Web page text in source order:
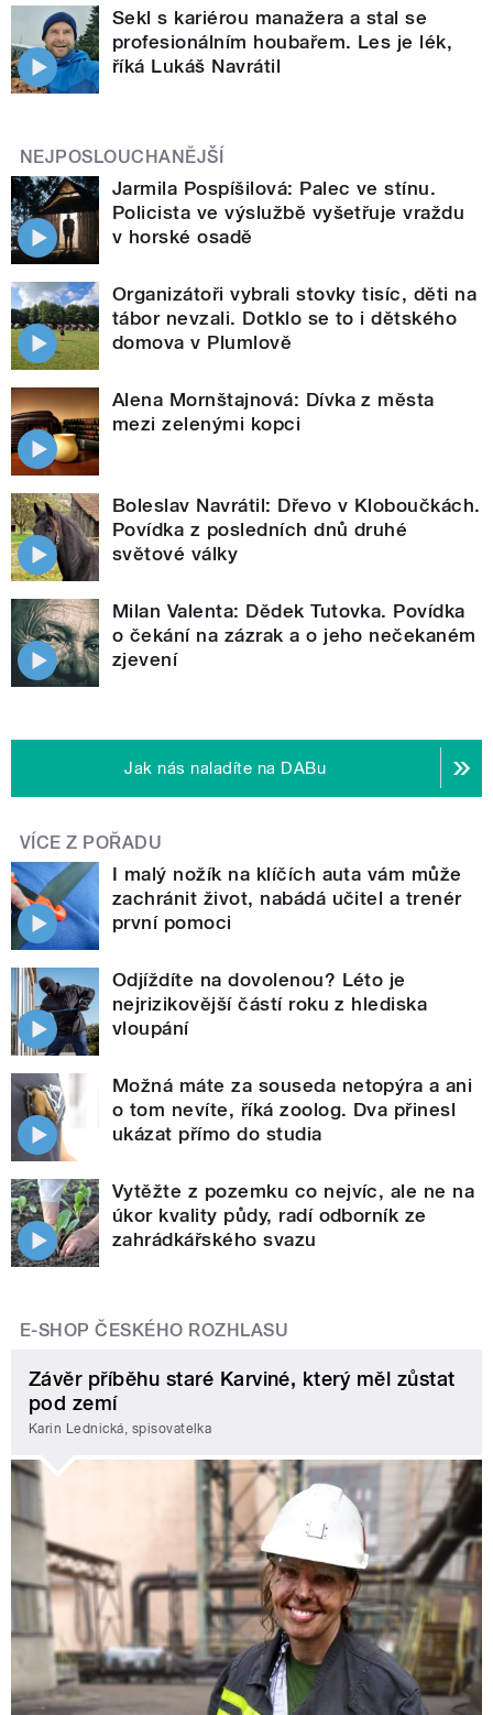
Sekl s kariérou manažera a stal se
profesionálním houbařem. Les je lék,
říká Lukáš Navrátil
NEJPOSLOUCHANĚJŠÍ
Jarmila Pospíšilová: Palec ve stínu.
Policista ve výslužbě vyšetřuje vraždu
v horské osadě
Organizátoři vybrali stovky tisíc, děti na
tábor nevzali. Dotklo se to i dětského
domova v Plumlově
Alena Mornštajnová: Dívka z města
mezi zelenými kopci
Boleslav Navrátil: Dřevo v Kloboučkách.
Povídka z posledních dnů druhé
světové války
Milan Valenta: Dědek Tutovka. Povídka
o čekání na zázrak a o jeho nečekaném
zjevení
Jak nás naladíte na DABu
VÍCE Z POŘADU
I malý nožík na klíčích auta vám může
zachránit život, nabádá učitel a trenér
první pomoci
Odjíždíte na dovolenou? Léto je
nejrizikovější částí roku z hlediska
vloupání
Možná máte za souseda netopýra a ani
o tom nevíte, říká zoolog. Dva přinesl
ukázat přímo do studia
Vytěžte z pozemku co nejvíc, ale ne na
úkor kvality půdy, radí odborník ze
zahrádkářského svazu
E-SHOP ČESKÉHO ROZHLASU
Závěr příběhu staré Karviné, který měl zůstat
pod zemí
Karin Lednická, spisovatelka